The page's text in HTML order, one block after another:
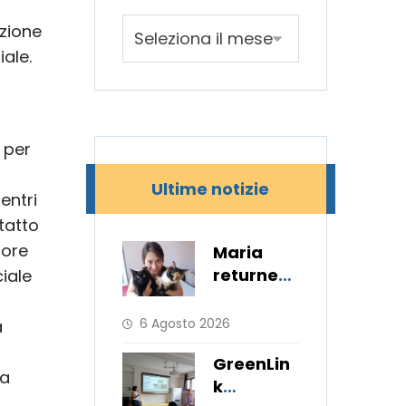
Ultime notizie
Maria
returned
hometow
months
6 Agosto 2026
GreenLin
k